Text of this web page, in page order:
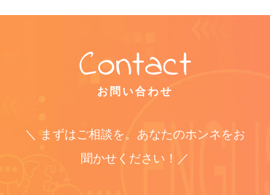
お問い合わせ
＼ まずはご相談を。あなたのホンネをお
聞かせください！／